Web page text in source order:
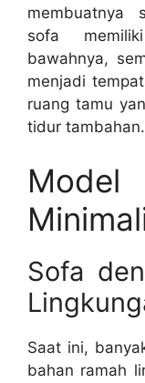
membuatnya
sofa
bawahnya,
menjadi
ruang tamu
tidur tambahan.
Sofa
Saat ini,
bahan ramah